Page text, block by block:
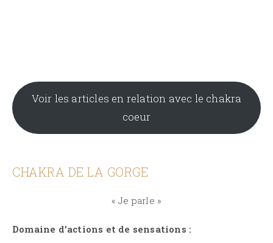
Voir les articles en relation avec le chakra
coeur
CHAKRA DE LA GORGE
« Je parle »
Domaine d’actions et de sensations :